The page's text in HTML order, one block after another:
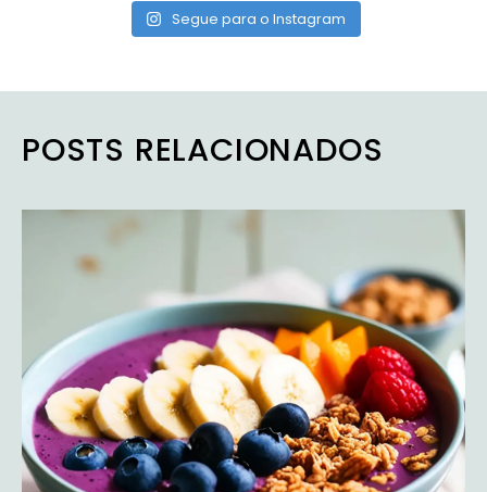
Segue para o Instagram
POSTS RELACIONADOS